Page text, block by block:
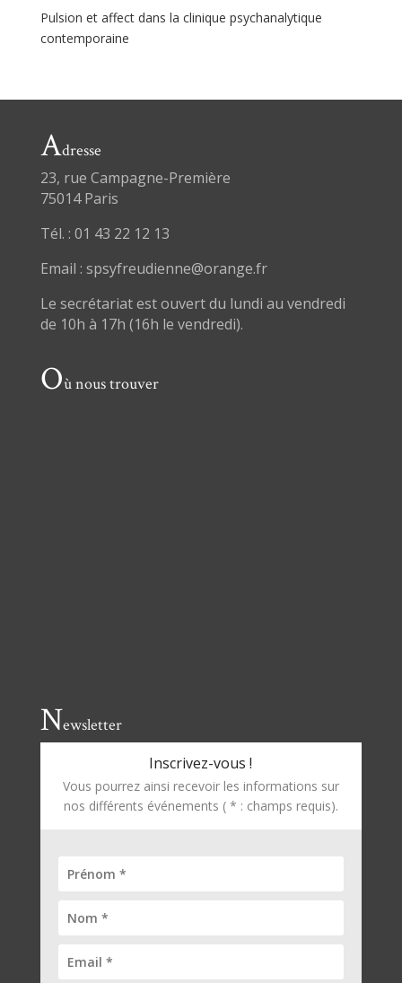
Pulsion et affect dans la clinique psychanalytique
contemporaine
Adresse
23, rue Campagne-Première
75014 Paris
Tél. : 01 43 22 12 13
Email : spsyfreudienne@orange.fr
Le secrétariat est ouvert du lundi au vendredi
de 10h à 17h (16h le vendredi).
Où nous trouver
Newsletter
Inscrivez-vous !
Vous pourrez ainsi recevoir les informations sur
nos différents événements ( * : champs requis).